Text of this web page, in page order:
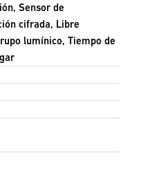
Sensor de
cifrada, Libre
lumínico, Tiempo de